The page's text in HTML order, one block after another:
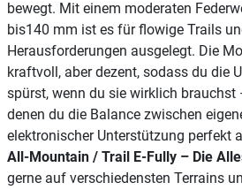
bewegt. Mit einem moderaten
bis140 mm ist es für flowige Trails
Herausforderungen ausgelegt. Die
kraftvoll, aber dezent, sodass du die
spürst, wenn du sie wirklich brauchst
denen du die Balance zwischen
elektronischer Unterstützung perfekt
All-Mountain / Trail E-Fully – Die
gerne auf verschiedensten Terrains